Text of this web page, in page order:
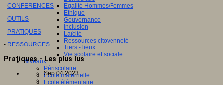
Egalité Hommes/Femmes
Ethique
Gouvernance
Inclusion
Laïcité
Ressources citoyenneté
Tiers - lieux
Vie scolaire et sociale
Niveaux
Périscolaire
Ecole maternelle
Ecole élémentaire
- CONFERENCES
- OUTILS
- PRATIQUES
- RESSOURCES
Pratiques - Les plus lus
Sep 04 2023